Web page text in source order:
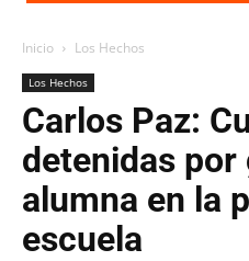
Inicio Los Hechos
Los Hechos
Carlos Paz:
detenidas por
alumna en la
escuela